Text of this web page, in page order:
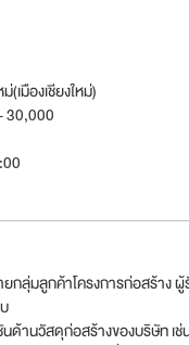
ม่(เมืองเชียงใหม่)
30,000
ลุ่มลูกค้าโครงการก่อสร้าง ผู้
นด้านวัสดุก่อสร้างของบริษัท เ